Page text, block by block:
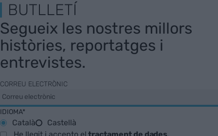
BUTLLETÍ
Segueix les nostres millors
històries, reportatges i
entrevistes.
CORREU ELECTRÒNIC
IDIOMA*
Català
Castellà